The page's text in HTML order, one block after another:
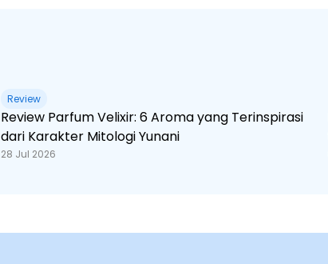
Review
Review Parfum Velixir: 6 Aroma yang Terinspirasi
dari Karakter Mitologi Yunani
28 Jul 2026